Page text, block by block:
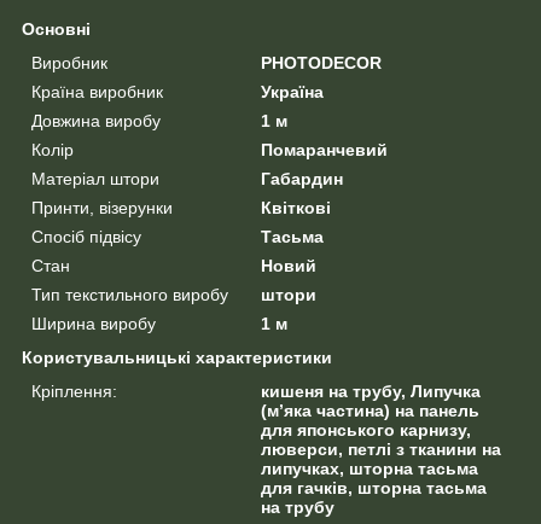
Основні
Виробник
PHOTODECOR
Країна виробник
Україна
Довжина виробу
1 м
Колір
Помаранчевий
Матеріал штори
Габардин
Принти, візерунки
Квіткові
Спосіб підвісу
Тасьма
Стан
Новий
Тип текстильного виробу
штори
Ширина виробу
1 м
Користувальницькі характеристики
Кріплення:
кишеня на трубу, Липучка
(м’яка частина) на панель
для японського карнизу,
люверси, петлі з тканини на
липучках, шторна тасьма
для гачків, шторна тасьма
на трубу